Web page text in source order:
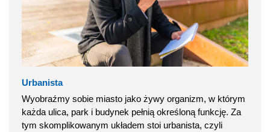
Urbanista
Wyobraźmy sobie miasto jako żywy organizm, w którym
każda ulica, park i budynek pełnią określoną funkcję. Za
tym skomplikowanym układem stoi urbanista, czyli